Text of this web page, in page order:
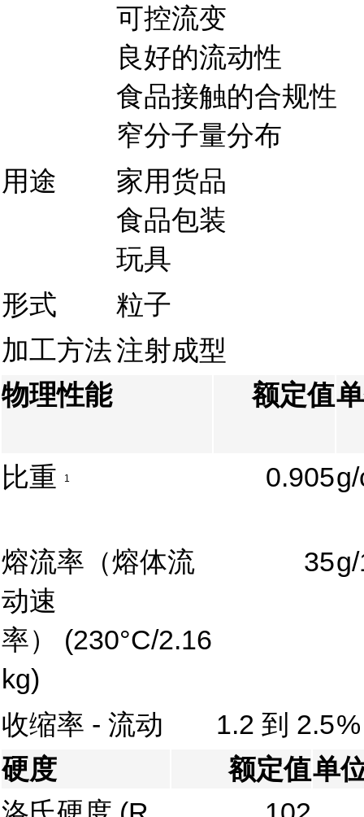
可控流变
良好的流动性
食品接触的合规性
窄分子量分布
用途
家用货品
食品包装
玩具
形式
粒子
加工方法注射成型
物理性能
额定值
比重 1 0.905
熔流率（熔体流
动速
率） (230°C/2.16
kg)
35
收缩率 - 流动 1.2 到 2.5%
硬度
额定值单